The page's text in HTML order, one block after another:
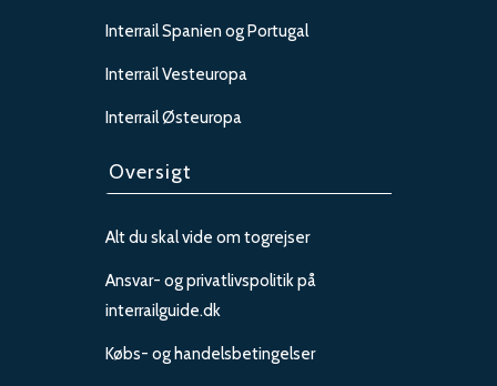
Interrail Spanien og Portugal
Interrail Vesteuropa
Interrail Østeuropa
Oversigt
Alt du skal vide om togrejser
Ansvar- og privatlivspolitik på
interrailguide.dk
Købs- og handelsbetingelser